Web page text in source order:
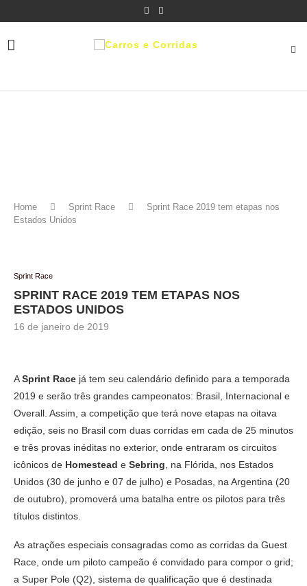
Home Sprint Race
Sprint Race 2019 tem etapas nos
Estados Unidos
Sprint Race
SPRINT RACE 2019 TEM ETAPAS NOS
ESTADOS UNIDOS
16 de janeiro de 2019
ASprint Race já tem seu calendário definido para a temporada
2019 e serão três grandes campeonatos: Brasil, Internacional e
Overall. Assim, a competição que terá nove etapas na oitava
edição, seis no Brasil com duas corridas em cada de 25 minutos
e três provas inéditas no exterior, onde entraram os circuitos
icônicos de Homestead e Sebring , na Flórida, nos Estados
Unidos (30 de junho e 07 de julho) e Posadas, na Argentina (20
de outubro), promoverá uma batalha entre os pilotos para três
títulos distintos.
As atrações especiais consagradas como as corridas da Guest
Race, onde um piloto campeão é convidado para compor o grid;
a Super Pole (Q2), sistema de qualificação que é destinada